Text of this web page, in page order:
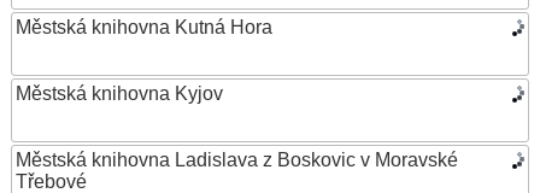
Městská knihovna Kutná Hora
Městská knihovna Kyjov
Městská knihovna Ladislava z Boskovic v Moravské
Třebové